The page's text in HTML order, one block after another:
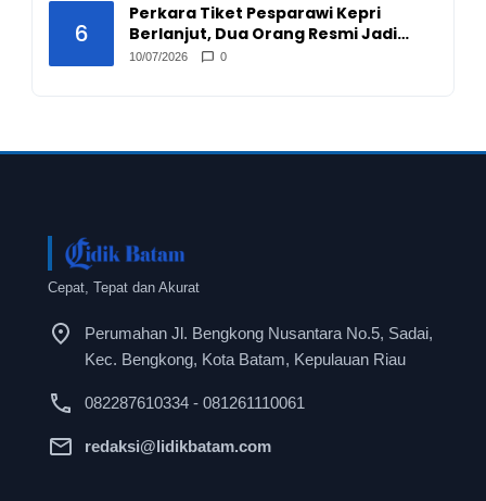
6
Perkara Tiket Pesparawi Kepri
Berlanjut, Dua Orang Resmi Jadi
Tersangka
10/07/2026 0
Cepat, Tepat dan Akurat
Perumahan Jl. Bengkong Nusantara No.5, Sadai,
Kec. Bengkong, Kota Batam, Kepulauan Riau
082287610334 - 081261110061
redaksi@lidikbatam.com